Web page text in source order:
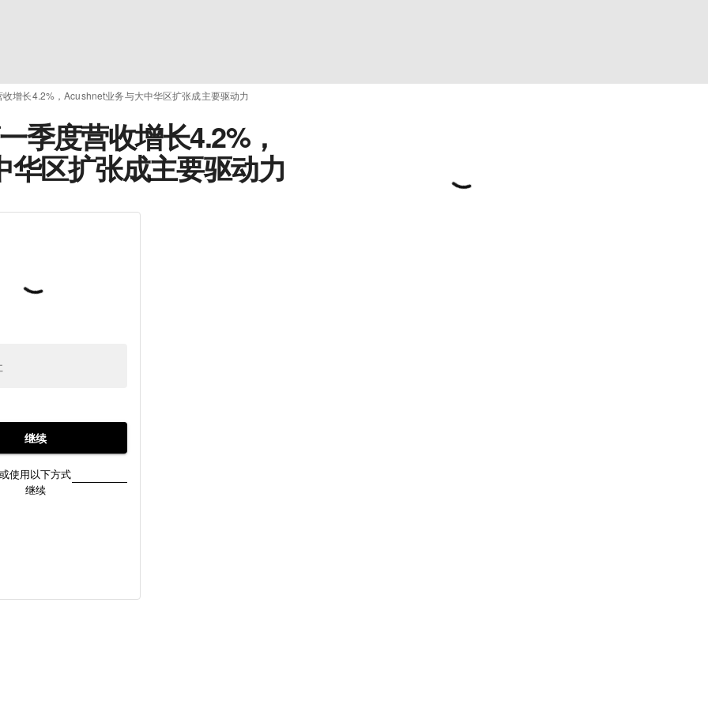
增长4.2%，Acushnet业务与大中华区扩张成主要驱动力
季度营收增长4.2%，
区扩张成主要驱动力
继续
或使用以下方式
继续